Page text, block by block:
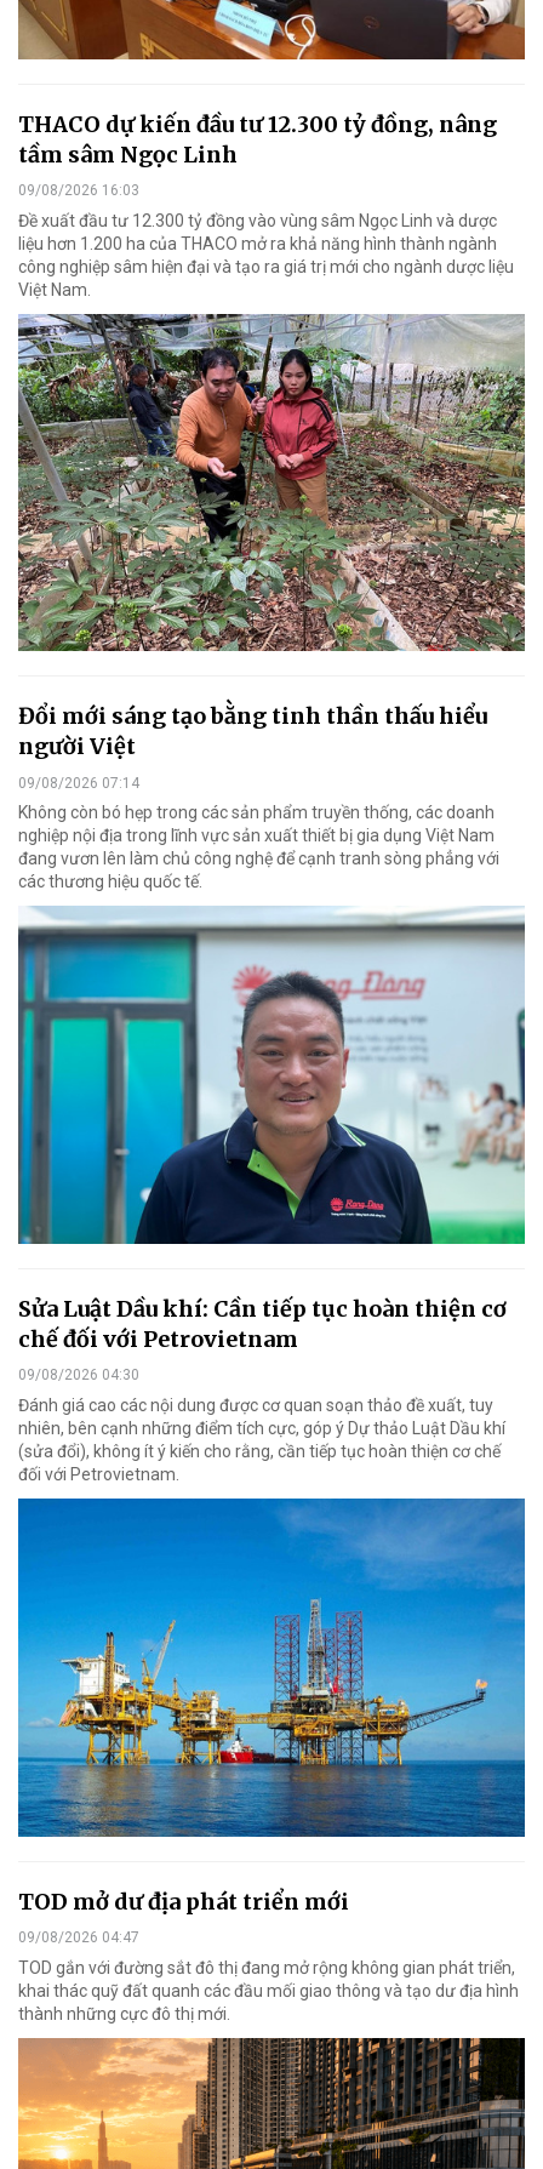
THACO dự kiến đầu tư 12.300 tỷ đồng, nâng
tầm sâm Ngọc Linh
09/08/2026 16:03
Đề xuất đầu tư 12.300 tỷ đồng vào vùng sâm Ngọc Linh và dược
liệu hơn 1.200 ha của THACO mở ra khả năng hình thành ngành
công nghiệp sâm hiện đại và tạo ra giá trị mới cho ngành dược liệu
Việt Nam.
Đổi mới sáng tạo bằng tinh thần thấu hiểu
người Việt
09/08/2026 07:14
Không còn bó hẹp trong các sản phẩm truyền thống, các doanh
nghiệp nội địa trong lĩnh vực sản xuất thiết bị gia dụng Việt Nam
đang vươn lên làm chủ công nghệ để cạnh tranh sòng phẳng với
các thương hiệu quốc tế.
Sửa Luật Dầu khí: Cần tiếp tục hoàn thiện cơ
chế đối với Petrovietnam
09/08/2026 04:30
Đánh giá cao các nội dung được cơ quan soạn thảo đề xuất, tuy
nhiên, bên cạnh những điểm tích cực, góp ý Dự thảo Luật Dầu khí
(sửa đổi), không ít ý kiến cho rằng, cần tiếp tục hoàn thiện cơ chế
đối với Petrovietnam.
TOD mở dư địa phát triển mới
09/08/2026 04:47
TOD gắn với đường sắt đô thị đang mở rộng không gian phát triển,
khai thác quỹ đất quanh các đầu mối giao thông và tạo dư địa hình
thành những cực đô thị mới.